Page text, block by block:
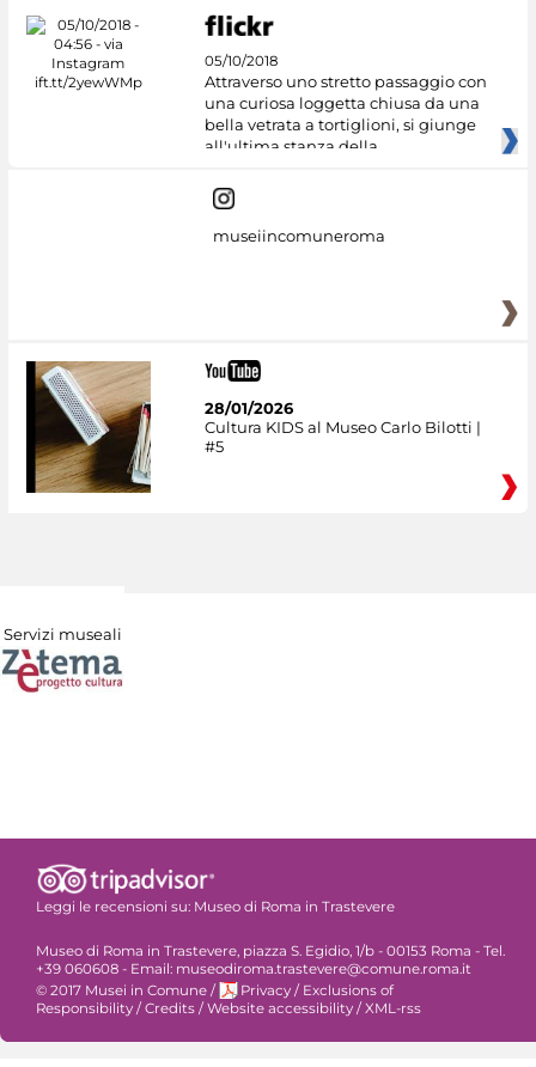
05/10/2018
Attraverso uno stretto passaggio con
una curiosa loggetta chiusa da una
bella vetrata a tortiglioni, si giunge
all'ultima stanza della
museiincomuneroma
28/01/2026
Cultura KIDS al Museo Carlo Bilotti |
#5
Servizi museali
Leggi le recensioni su: Museo di Roma in Trastevere
Museo di Roma in Trastevere, piazza S. Egidio, 1/b - 00153 Roma - Tel.
+39 060608 - Email: museodiroma.trastevere@comune.roma.it
© 2017 Musei in Comune / Privacy / Exclusions of
Responsibility / Credits / Website accessibility / XML-rss